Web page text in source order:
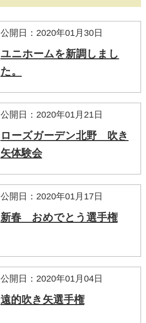
公開日：2020年01月30日
ユニホームを新調しまし
た。
公開日：2020年01月21日
ローズガーデン北野 吹き
矢体験会
公開日：2020年01月17日
新春 おめでとう選手権
公開日：2020年01月04日
遠的吹き矢選手権